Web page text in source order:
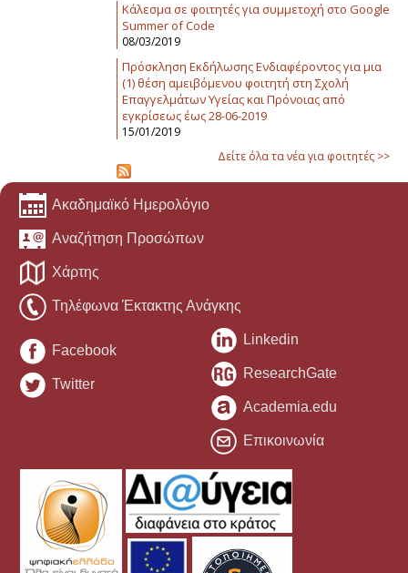
Κάλεσμα σε φοιτητές για συμμετοχή στο Google
Summer of Code
08/03/2019
Πρόσκληση Εκδήλωσης Ενδιαφέροντος για μια
(1) θέση αμειβόμενου φοιτητή στη Σχολή
Επαγγελμάτων Υγείας και Πρόνοιας από
εγκρίσεως έως 28-06-2019
15/01/2019
Δείτε όλα τα νέα για φοιτητές >>
Ακαδημαϊκό Ημερολόγιο
Αναζήτηση Προσώπων
Χάρτης
Τηλέφωνα Έκτακτης Ανάγκης
Facebook
Twitter
Linkedin
ResearchGate
Academia.edu
Επικοινωνία